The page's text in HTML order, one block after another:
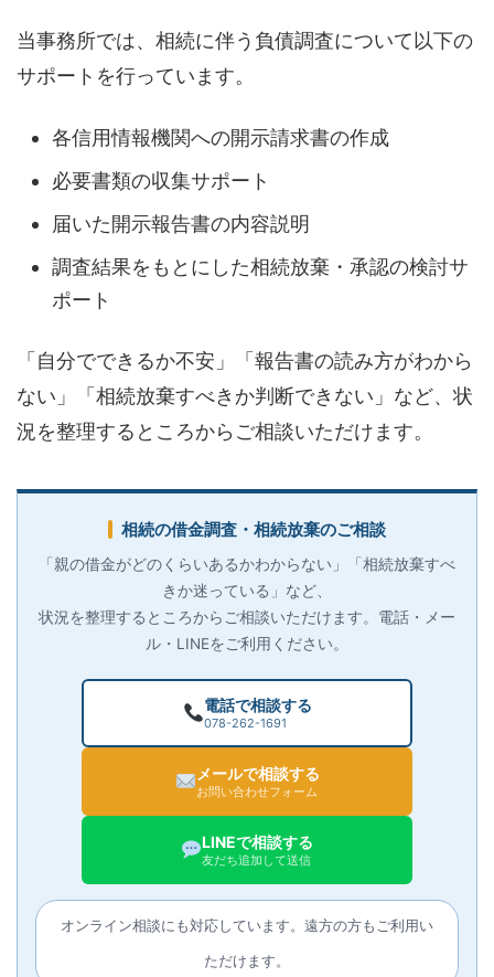
当事務所では、相続に伴う負債調査について以下の
サポートを行っています。
各信用情報機関への開示請求書の作成
必要書類の収集サポート
届いた開示報告書の内容説明
調査結果をもとにした相続放棄・承認の検討サ
ポート
「自分でできるか不安」「報告書の読み方がわから
ない」「相続放棄すべきか判断できない」など、状
況を整理するところからご相談いただけます。
相続の借金調査・相続放棄のご相談
「親の借金がどのくらいあるかわからない」「相続放棄すべ
きか迷っている」など、
状況を整理するところからご相談いただけます。電話・メー
ル・LINEをご利用ください。
電話で相談する
078-262-1691
メールで相談する
お問い合わせフォーム
LINEで相談する
友だち追加して送信
オンライン相談にも対応しています。遠方の方もご利用い
ただけます。